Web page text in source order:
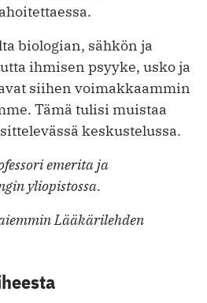
biologian, sähkön ja
ihmisen psyyke, usko ja
siihen voimakkaammin
Tämä tulisi muistaa
keskustelussa.
emerita ja
yliopistossa.
Lääkärilehden